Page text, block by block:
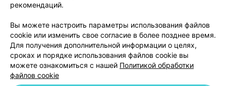
Обработка персональных данных
рекомендаций.
Вы можете настроить параметры использования файлов
cookie или изменить свое согласие в более позднее время.
Для получения дополнительной информации о целях,
сроках и порядке использования файлов cookie вы
можете ознакомиться с нашей Политикой обработки
файлов cookie